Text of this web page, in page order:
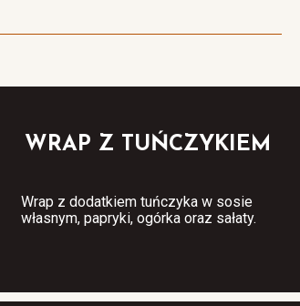
WRAP Z TUŃCZYKIEM
Wrap z dodatkiem tuńczyka w sosie
własnym, papryki, ogórka oraz sałaty.